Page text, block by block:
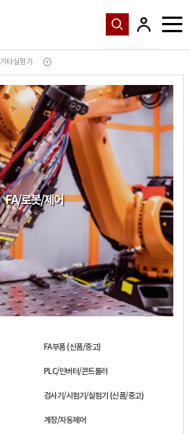
기타실험기
FA/로봇/제어
FA부품 (신품/중고)
PLC/인버터/콘트롤러
검사기/시험기/실험기 (신품/중고)
계장/자동제어